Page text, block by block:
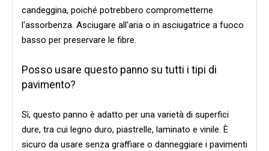
candeggina, poiché potrebbero comprometterne
l'assorbenza. Asciugare all'aria o in asciugatrice a fuoco
basso per preservare le fibre.
Posso usare questo panno su tutti i tipi di
pavimento?
Sì, questo panno è adatto per una varietà di superfici
dure, tra cui legno duro, piastrelle, laminato e vinile. È
sicuro da usare senza graffiare o danneggiare i pavimenti